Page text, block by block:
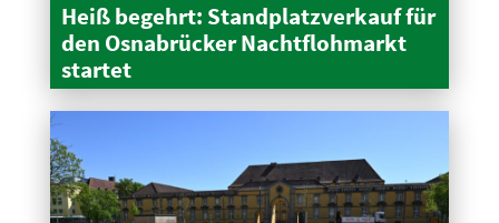
Heiß begehrt: Stand­platz­verkauf für
den Osnabrücker Nacht­floh­markt
startet